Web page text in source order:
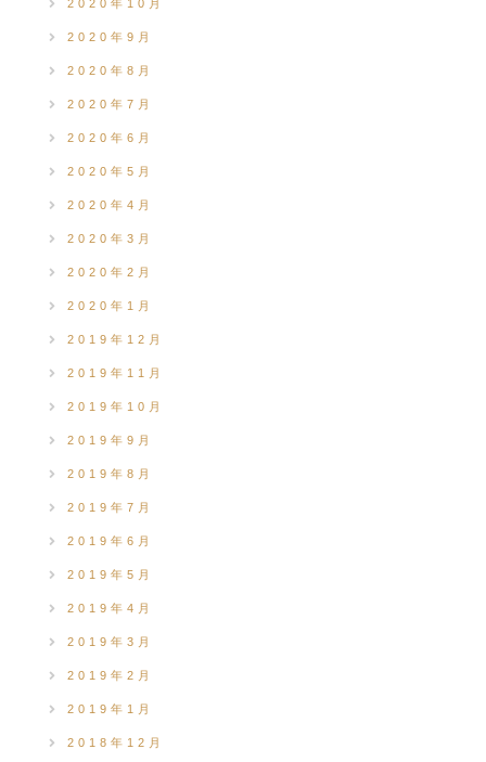
2020年10月
2020年9月
2020年8月
2020年7月
2020年6月
2020年5月
2020年4月
2020年3月
2020年2月
2020年1月
2019年12月
2019年11月
2019年10月
2019年9月
2019年8月
2019年7月
2019年6月
2019年5月
2019年4月
2019年3月
2019年2月
2019年1月
2018年12月